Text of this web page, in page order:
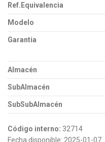
Ref.Equivalencia
Modelo
Garantia
Almacén
SubAlmacén
SubSubAlmacén
Código interno: 32714
Fecha disponible: 2025-01-07